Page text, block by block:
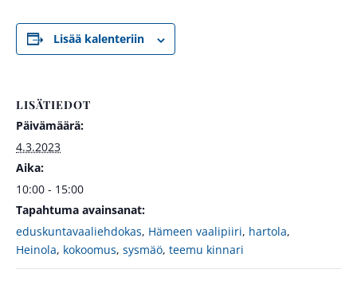
Lisää kalenteriin
LISÄTIEDOT
Päivämäärä:
4.3.2023
Aika:
10:00 - 15:00
Tapahtuma avainsanat:
eduskuntavaaliehdokas, Hämeen vaalipiiri, hartola,
Heinola, kokoomus, sysmäö, teemu kinnari